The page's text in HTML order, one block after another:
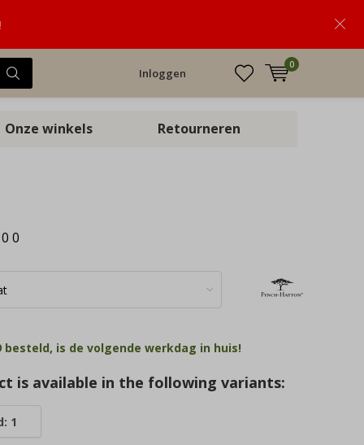
Inloggen
0
Onze winkels Retourneren
0 0
besteld, is de volgende werkdag in huis!
is available in the following variants:
1